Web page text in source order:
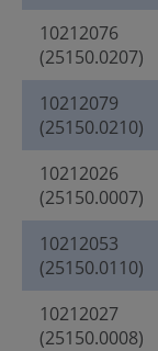
10212076
(25150.0207)
10212079
(25150.0210)
10212026
(25150.0007)
10212053
(25150.0110)
10212027
(25150.0008)